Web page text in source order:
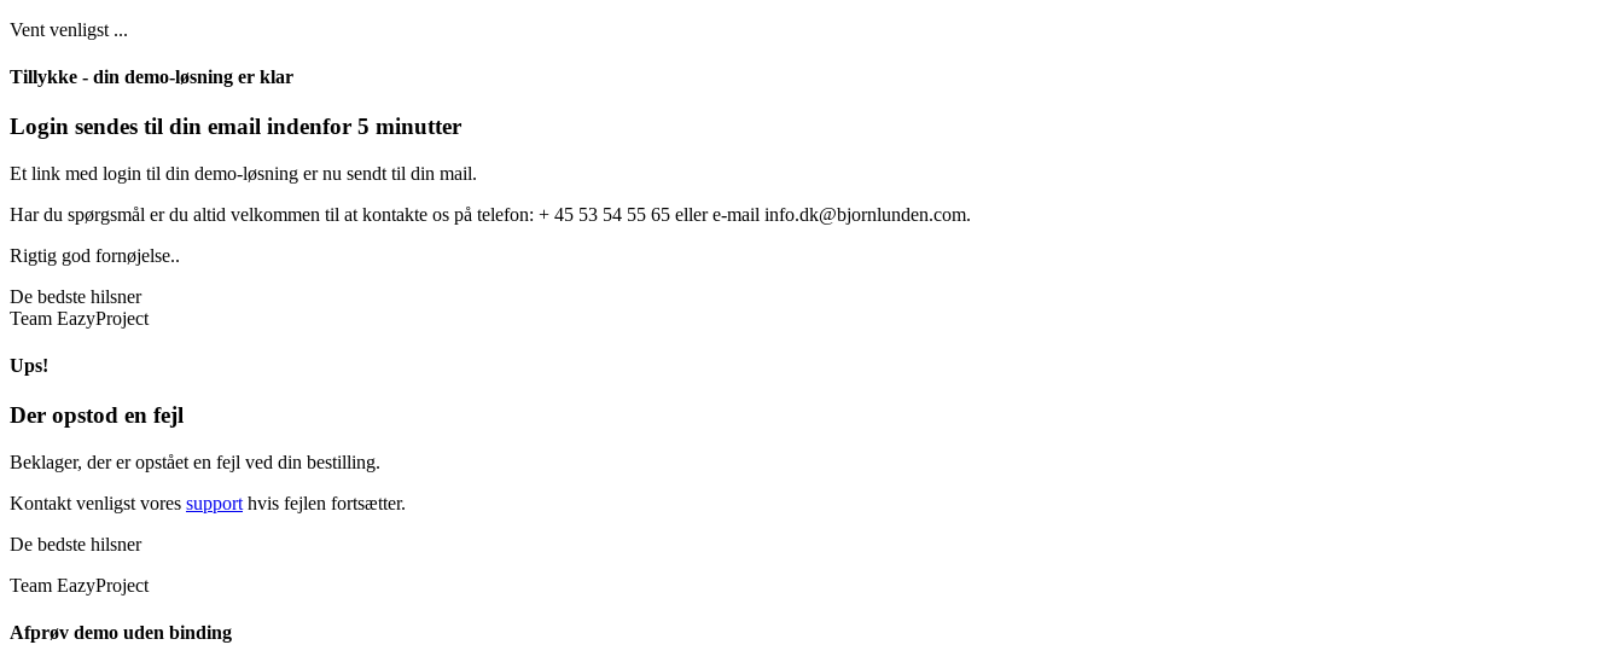
Vent venligst ...
Tillykke - din demo-løsning er klar
Login sendes til din email indenfor 5 minutter
Et link med login til din demo-løsning er nu sendt til din mail.
Har du spørgsmål er du altid velkommen til at kontakte os på telefon: + 45 53 54 55 65 eller e-mail info.dk@bjornlunden.com.
Rigtig god fornøjelse..
De bedste hilsner
Team EazyProject
Ups!
Der opstod en fejl
Beklager, der er opstået en fejl ved din bestilling.
Kontakt venligst vores support hvis fejlen fortsætter.
De bedste hilsner
Team EazyProject
Afprøv demo uden binding